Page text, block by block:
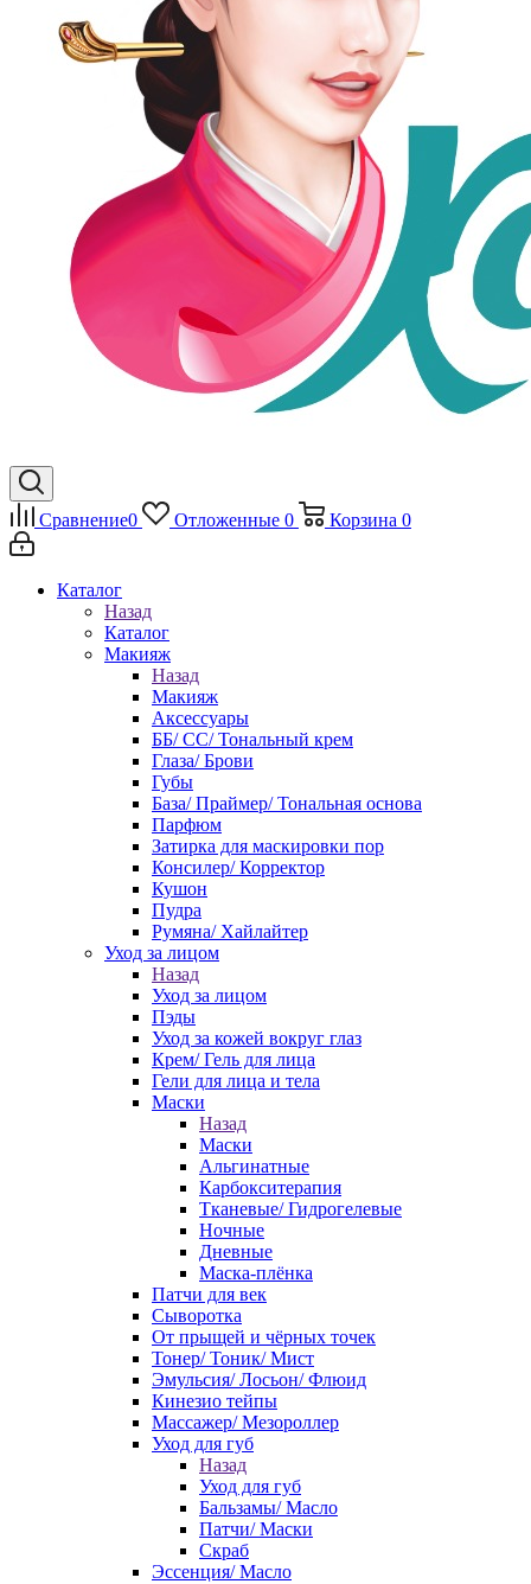
Сравнение0 Отложенные 0 Корзина 0
Каталог
Назад
Каталог
Макияж
Назад
Макияж
Аксессуары
ББ/ СС/ Тональный крем
Глаза/ Брови
Губы
База/ Праймер/ Тональная основа
Парфюм
Затирка для маскировки пор
Консилер/ Корректор
Кушон
Пудра
Румяна/ Хайлайтер
Уход за лицом
Назад
Уход за лицом
Пэды
Уход за кожей вокруг глаз
Крем/ Гель для лица
Гели для лица и тела
Маски
Назад
Маски
Альгинатные
Карбокситерапия
Тканевые/ Гидрогелевые
Ночные
Дневные
Маска-плёнка
Патчи для век
Сыворотка
От прыщей и чёрных точек
Тонер/ Тоник/ Мист
Эмульсия/ Лосьон/ Флюид
Кинезио тейпы
Массажер/ Мезороллер
Уход для губ
Назад
Уход для губ
Бальзамы/ Масло
Патчи/ Маски
Скраб
Эссенция/ Масло